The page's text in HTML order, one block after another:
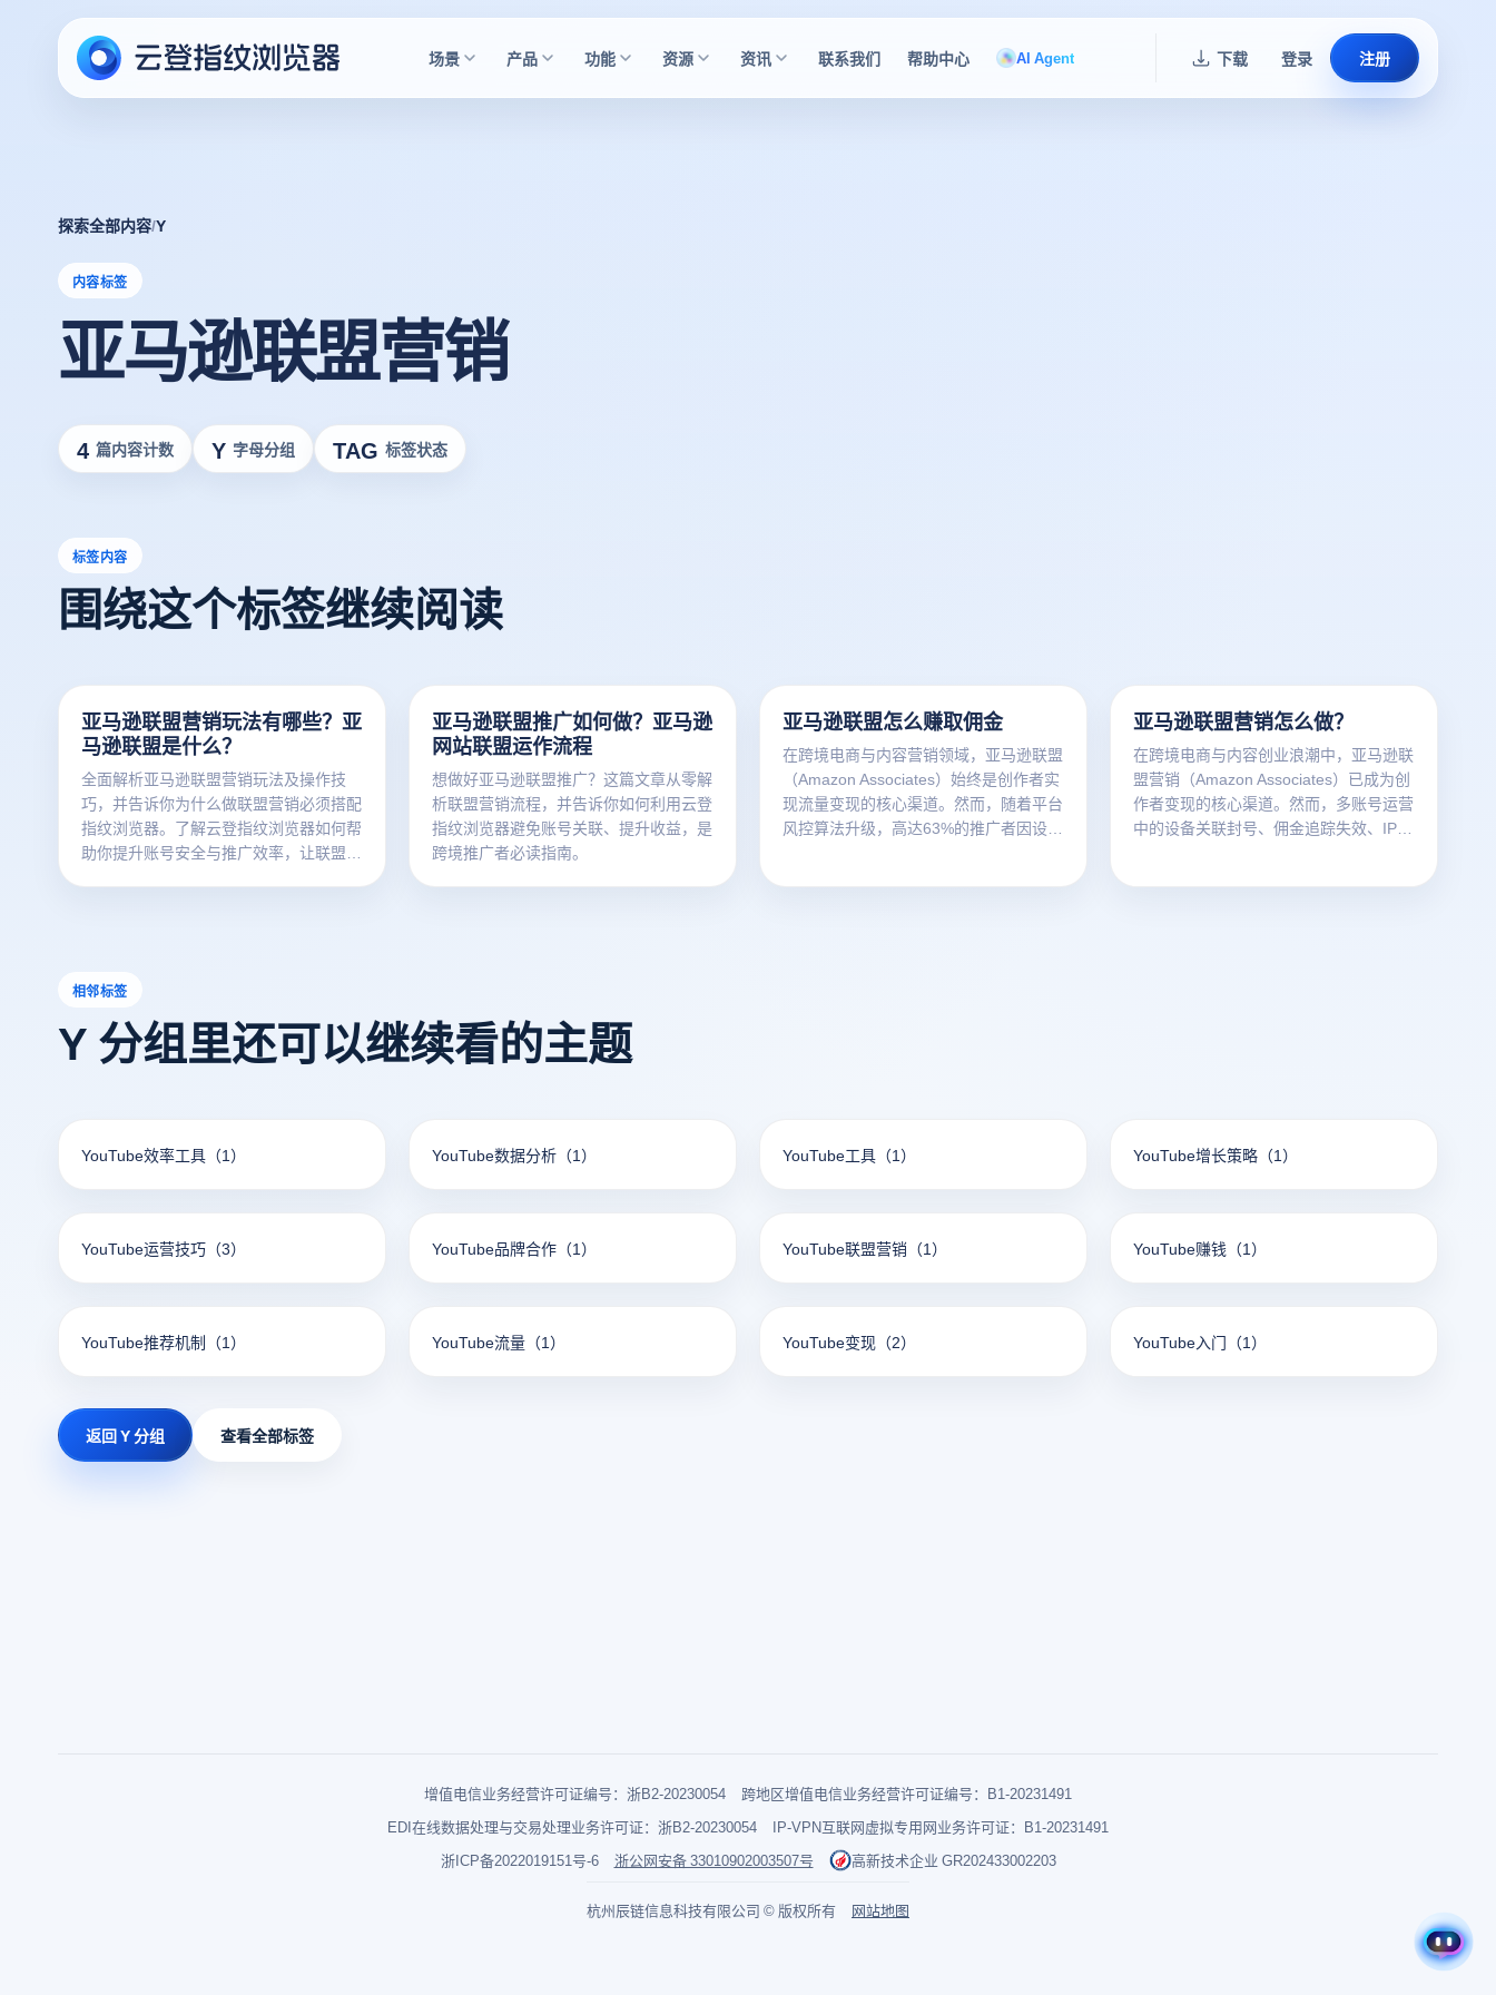
场景 产品 功能 资源 资讯 联系我们 帮助中心 AI Agent 下载 登录 注册
探索全部内容/Y
内容标签
亚马逊联盟营销
4 篇内容计数 Y 字母分组 TAG 标签状态
标签内容
围绕这个标签继续阅读
亚马逊联盟营销玩法有哪些？亚
马逊联盟是什么？
全面解析亚马逊联盟营销玩法及操作技
巧，并告诉你为什么做联盟营销必须搭配
指纹浏览器。了解云登指纹浏览器如何帮
助你提升账号安全与推广效率，让联盟收
亚马逊联盟推广如何做？亚马逊
网站联盟运作流程
想做好亚马逊联盟推广？这篇文章从零解
析联盟营销流程，并告诉你如何利用云登
指纹浏览器避免账号关联、提升收益，是
跨境推广者必读指南。
亚马逊联盟怎么赚取佣金
在跨境电商与内容营销领域，亚马逊联盟
（Amazon Associates）始终是创作者实
现流量变现的核心渠道。然而，随着平台
风控算法升级，高达63%的推广者因设备
亚马逊联盟营销怎么做？
在跨境电商与内容创业浪潮中，亚马逊联
盟营销（Amazon Associates）已成为创
作者变现的核心渠道。然而，多账号运营
中的设备关联封号、佣金追踪失效、IP暴
相邻标签
Y 分组里还可以继续看的主题
YouTube效率工具 （1） YouTube数据分析 （1） YouTube工具 （1） YouTube增长策略 （1）
YouTube运营技巧 （3） YouTube品牌合作 （1） YouTube联盟营销 （1） YouTube赚钱 （1）
YouTube推荐机制 （1） YouTube流量 （1） YouTube变现 （2） YouTube入门 （1）
返回 Y 分组 查看全部标签
增值电信业务经营许可证编号：浙B2-20230054
跨地区增值电信业务经营许可证编号：B1-20231491
EDI在线数据处理与交易处理业务许可证：浙B2-20230054
IP-VPN互联网虚拟专用网业务许可证：B1-20231491
浙ICP备2022019151号-6
浙公网安备 33010902003507号 高新技术企业 GR202433002203
杭州辰链信息科技有限公司 © 版权所有 网站地图